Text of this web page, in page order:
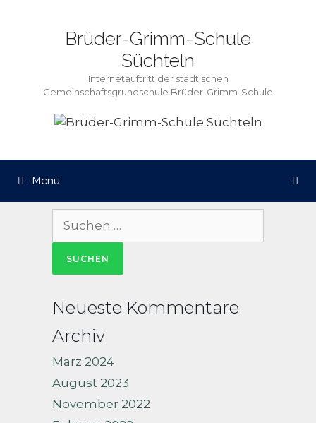
Brüder-Grimm-Schule
Süchteln
Internetauftritt der städtischen
Gemeinschaftsgrundschule Brüder-Grimm-Schule
Menü
Suche
Neueste Kommentare
Archiv
März 2024
August 2023
November 2022